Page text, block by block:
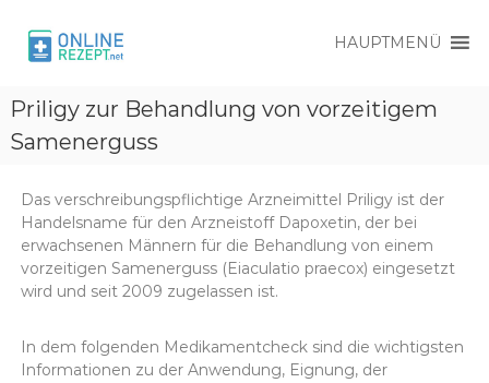
n
l
n
e
R
e
z
p
t
n
i
R
e
e
p
t
HAUPTMENÜ
Priligy zur Behandlung von vorzeitigem
Samenerguss
Das verschreibungspflichtige Arzneimittel Priligy ist der
Handelsname für den Arzneistoff Dapoxetin, der bei
erwachsenen Männern für die Behandlung von einem
vorzeitigen Samenerguss (Eiaculatio praecox) eingesetzt
wird und seit 2009 zugelassen ist.
In dem folgenden Medikamentcheck sind die wichtigsten
Informationen zu der Anwendung, Eignung, der